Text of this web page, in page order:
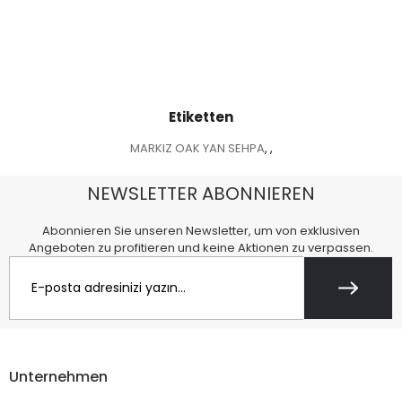
Etiketten
MARKIZ OAK YAN SEHPA, ,
NEWSLETTER ABONNIEREN
Abonnieren Sie unseren Newsletter, um von exklusiven
Angeboten zu profitieren und keine Aktionen zu verpassen.
Unternehmen